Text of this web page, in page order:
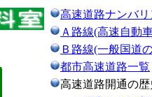
高速道路ナンバ
Ａ路線(高速自動
Ｂ路線(一般国道
都市高速道路一覧
高速道路開通の歴